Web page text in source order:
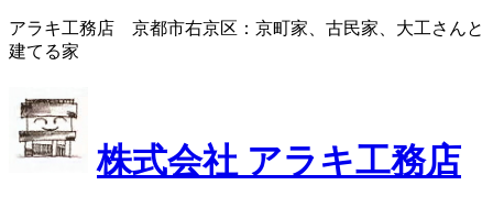
アラキ工務店 京都市右京区：京町家、古民家、大工さんと
建てる家
株式会社 アラキ工務店